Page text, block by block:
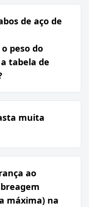
de aço de
peso do
tabela de
muita
ao
máxima) na